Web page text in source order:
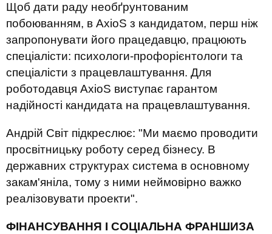
Щоб дати раду необґрунтованим
побоюванням, в AxioS з кандидатом, перш ніж
запропонувати його працедавцю, працюють
спеціалісти: психологи-профорієнтологи та
спеціалісти з працевлаштування. Для
роботодавця AxioS виступає гарантом
надійності кандидата на працевлаштування.
Андрій Світ підкреслює: "Ми маємо проводити
просвітницьку роботу серед бізнесу. В
державних структурах система в основному
закам'яніла, тому з ними неймовірно важко
реалізовувати проекти".
ФІНАНСУВАННЯ І СОЦІАЛЬНА ФРАНШИЗА